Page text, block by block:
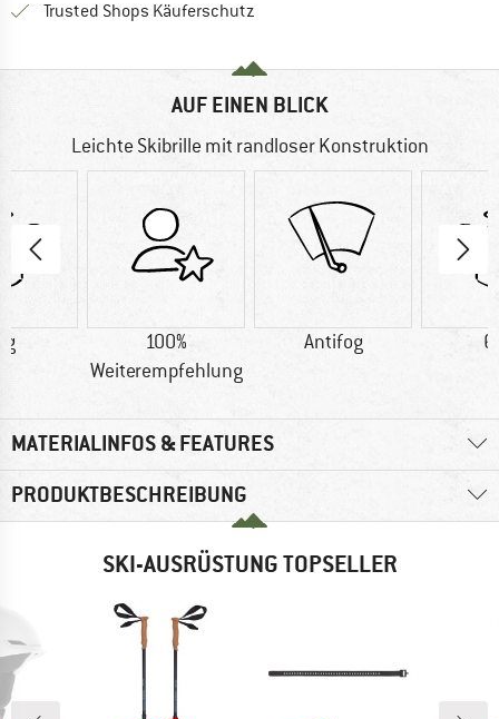
Trusted Shops Käuferschutz
AUF EINEN BLICK
Leichte Skibrille mit randloser Konstruktion
g
100%
Weiterempfehlung
Antifog
MATERIALINFOS & FEATURES
PRODUKTBESCHREIBUNG
SKI-AUSRÜSTUNG TOPSELLER